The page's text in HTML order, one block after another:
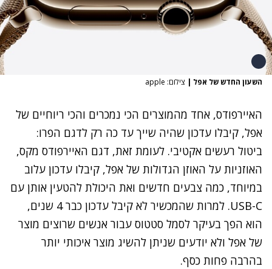
השעון החדש של אפל | צילום: apple
האיירפודס, אחד מהמוצרים הכי נמכרים והכי ריוחיים של
אפל, קיבלו עדכון שהיה שייך עד כה רק לדגם הפרו:
ביטול רעשים אקטיבי. לעומת זאת, דגם האיירפודס מקס,
האוזניות על האוזן הגדולות של אפל, קיבלו עדכון עלוב
במיוחד, כמה צבעים חדשים ואת היכולת להטעין אותן עם
USB-C. למרות שהמכשיר לא קיבל עדכון כבר 4 שנים,
הוא הפך בעיקר לסמל סטטוס עבור אנשים שרוצים מוצר
של אפל ולא יודעים שניתן להשיג מוצר איכותי יותר
בהרבה פחות כסף.